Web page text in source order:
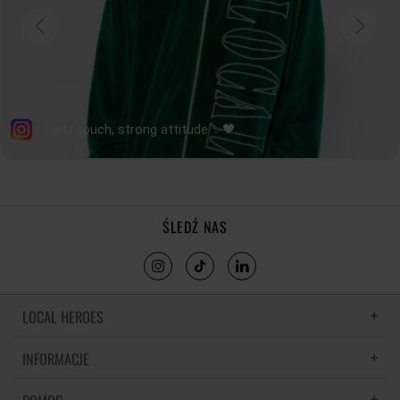
ŚLEDŹ NAS
LOCAL HEROES
LH MEMORIES
INFORMACJE